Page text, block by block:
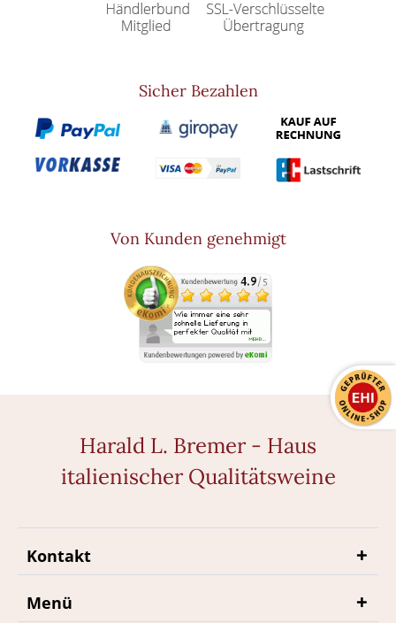
Sicher Bezahlen
Von Kunden genehmigt
Harald L. Bremer - Haus
italienischer Qualitätsweine
Kontakt
Menü